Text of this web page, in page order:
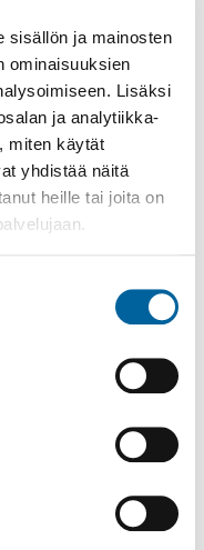
sisällön ja mainosten
ominaisuuksien
Lisäksi
ja analytiikka-
miten käytät
yhdistää näitä
heille tai joita on
Myös ne
metalliromut ja